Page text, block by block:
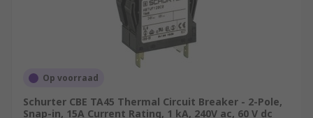
Op voorraad
Schurter CBE TA45 Thermal Circuit Breaker - 2-Pole,
Snap-in, 15A Current Rating, 1 kA, 240V ac, 60 V dc